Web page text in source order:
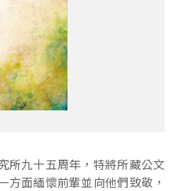
所九十五周年，特將所藏公文
方面緬懷前輩並向他們致敬，